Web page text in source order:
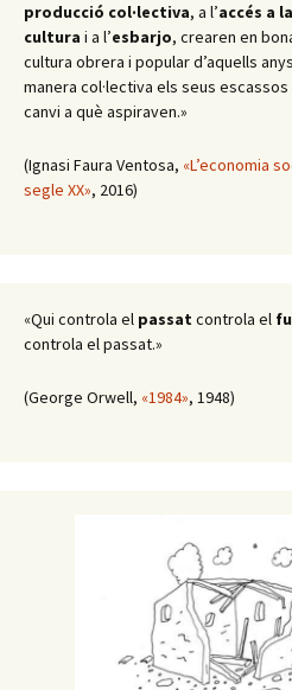
producció col·lectiva, a l’accés a
cultura i a l’esbarjo, crearen en
cultura obrera i popular d’aquells
manera col·lectiva els seus
canvi a què aspiraven.»
(Ignasi Faura Ventosa, «L’economia
segle XX», 2016)
«Qui controla el passat controla el
controla el passat.»
(George Orwell, «1984», 1948)